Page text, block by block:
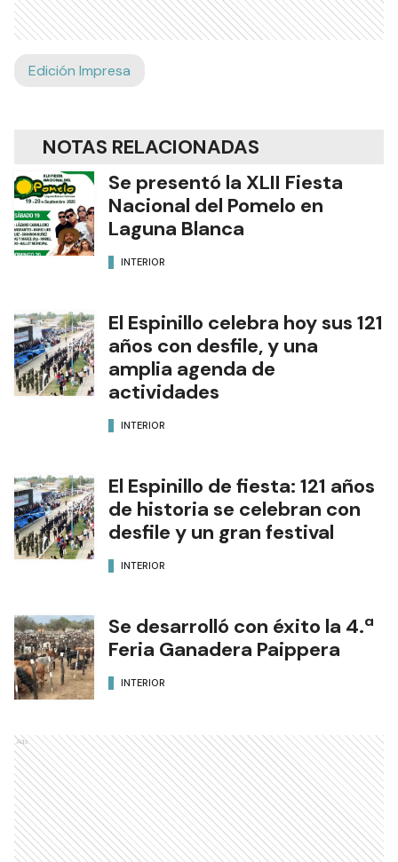
Edición Impresa
NOTAS RELACIONADAS
Se presentó la XLII Fiesta
Nacional del Pomelo en
Laguna Blanca
INTERIOR
El Espinillo celebra hoy sus 121
años con desfile, y una
amplia agenda de
actividades
INTERIOR
El Espinillo de fiesta: 121 años
de historia se celebran con
desfile y un gran festival
INTERIOR
Se desarrolló con éxito la 4.ª
Feria Ganadera Paippera
INTERIOR
Ads